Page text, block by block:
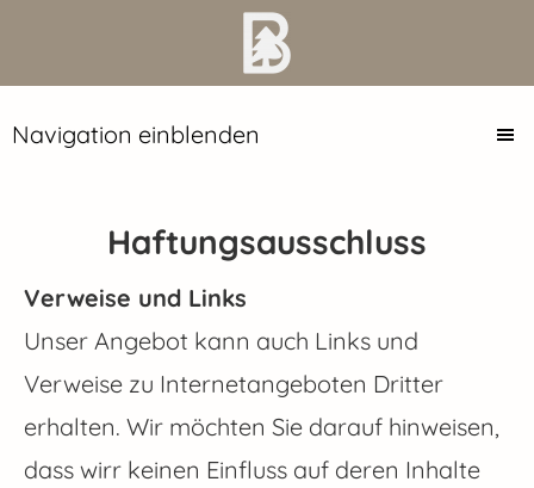
Navigation einblenden
Haftungsausschluss
Verweise und Links
Unser Angebot kann auch Links und
Verweise zu Internetangeboten Dritter
erhalten. Wir möchten Sie darauf hinweisen,
dass wirr keinen Einfluss auf deren Inhalte